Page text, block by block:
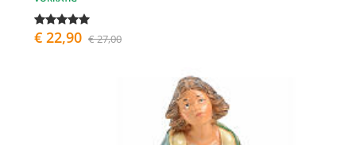
€ 22,90 € 27,00